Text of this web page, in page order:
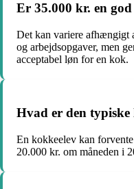
Er 35.000 kr. en
Det kan variere afhængigt
og arbejdsopgaver, men
acceptabel løn for en kok.
Hvad er den
En kokkeelev kan
20.000 kr. om måneden i